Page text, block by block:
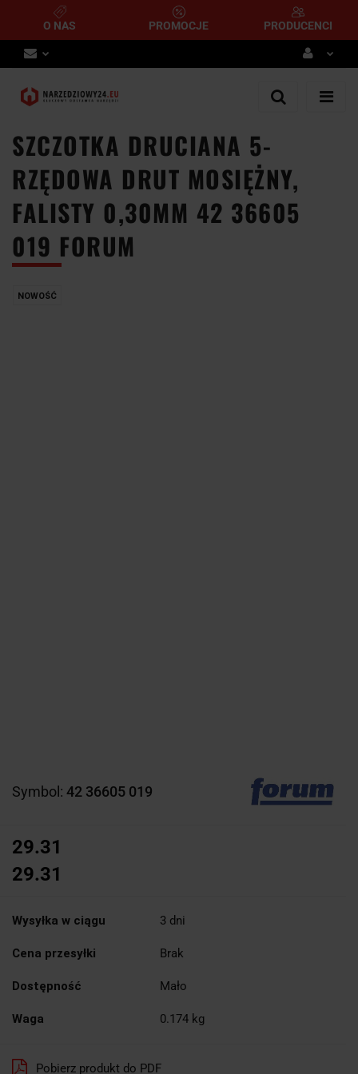
O NAS PROMOCJE PRODUCENCI
Zaloguj się
Dodaj zgłoszenie
SZCZOTKA DRUCIANA 5-
RZĘDOWA DRUT MOSIĘŻNY,
FALISTY 0,30MM 42 36605
019 FORUM
NOWOŚĆ
Symbol: 42 36605 019
29.31
29.31
Wysyłka w ciągu 3 dni
Cena przesyłki Brak
Dostępność Mało
Waga 0.174 kg
Pobierz produkt do PDF